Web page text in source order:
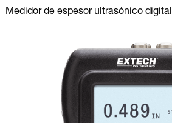
Medidor de espesor ultrasónico digital